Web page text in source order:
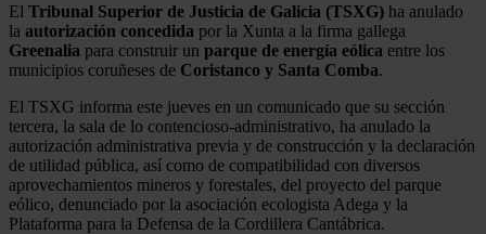
El Tribunal Superior de Justicia de Galicia (TSXG) ha anulado
la autorización concedida por la Xunta a la firma gallega
Greenalia para construir un parque de energía eólica entre los
municipios coruñeses de Coristanco y Santa Comba.
El TSXG informa este jueves en un comunicado que su sección
tercera, la sala de lo contencioso-administrativo, ha anulado la
autorización administrativa previa y de construcción y la declaración
de utilidad pública, así como de compatibilidad con diversos
aprovechamientos mineros y forestales, del proyecto del parque
eólico, denunciado por la asociación ecologista Adega y la
Plataforma para la Defensa de la Cordillera Cantábrica.